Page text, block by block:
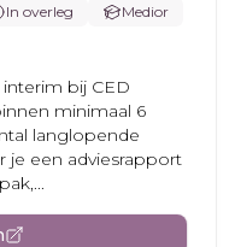
In overleg
Medior
bij CED
minimaal 6
langlopende
je een adviesrapport